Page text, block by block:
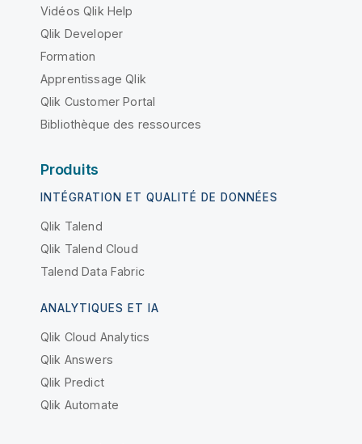
Vidéos Qlik Help
Qlik Developer
Formation
Apprentissage Qlik
Qlik Customer Portal
Bibliothèque des ressources
Produits
INTÉGRATION ET QUALITÉ DE DONNÉES
Qlik Talend
Qlik Talend Cloud
Talend Data Fabric
ANALYTIQUES ET IA
Qlik Cloud Analytics
Qlik Answers
Qlik Predict
Qlik Automate